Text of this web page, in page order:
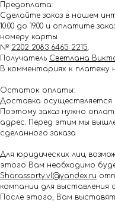
Предоплата:
Сделайте заказ в нашем
10.00 до 19.00 и оплатите
номеру карты
№ 2202 2083 6465 2215.
Получатель Светлана
В комментариях к платежу
Остаток оплаты:
Доставка осуществляется
Поэтому заказ нужно
адрес. Перед этим мы
сделанного заказа
Для юридических лиц
этого Вам необходимо
Shar.assorty.vl@yandex.ru
компании для
После этого, Вам